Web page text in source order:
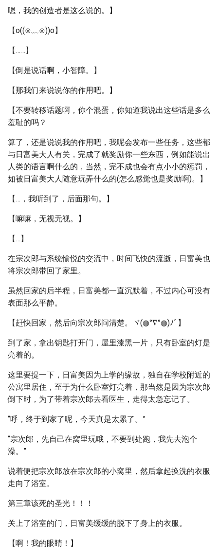
嗯，我的创造者是这么说的。】
【o((⊙﹏⊙))o】
【……】
【倒是说话啊，小智障。】
【那我们来说说你的作用吧。】
【不要转移话题啊，你个混蛋，你知道我说出这些话是多么
羞耻的吗？
算了，还是说说我的作用吧，我呢会发布一些任务，这些都
与日富美大人有关，完成了就奖励你一些东西，例如能说出
人类的语言啊什么的，当然，完不成也会有点小小的惩罚，
如被日富美大人随意玩弄什么的(怎么感觉也是奖励啊)。】
【…，我听到了，后面那句。】
【嘛嘛，无视无视。】
【…】
在宗次郎与系统愉悦的交流中，时间飞快的流逝，日富美也
将宗次郎带回了家里。
虽然回家的后半程，日富美都一直沉默着，不过内心可没有
表面那么平静。
【赶快回家，然后向宗次郎问清楚。ヾ(◍°∇°◍)ﾉﾞ】
到了家，拿出钥匙打开门，屋里漆黑一片，只有卧室的灯是
亮着的。
这里要提一下，日富美因为上学的缘故，独自在学校附近的
公寓里居住，至于为什么卧室灯亮着，那当然是因为宗次郎
倒下时，为了带着宗次郎去看医生，走得太急忘记了。
“呼，终于到家了呢，今天真是太累了。”
“宗次郎，先自己在窝里玩哦，不要到处跑，我先去泡个
澡。”
说着便把宗次郎放在宗次郎的小窝里，然后拿起换洗的衣服
走向了浴室。
第三章该死的圣光！！！
关上了浴室的门，日富美缓缓的脱下了身上的衣服。
【啊！我的眼睛！】